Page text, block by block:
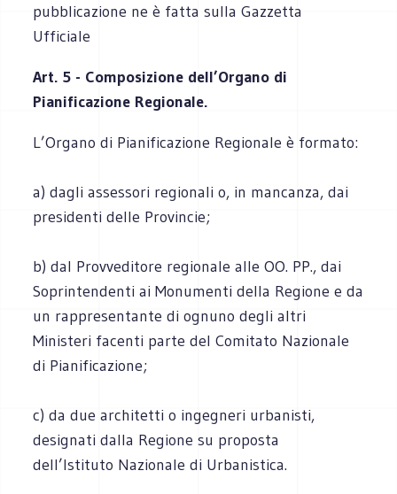
pubblicazione ne è fatta sulla Gazzetta
Ufficiale
Art. 5 - Composizione dell’Organo di
Pianificazione Regionale.
L’Organo di Pianificazione Regionale è formato:
a) dagli assessori regionali o, in mancanza, dai
presidenti delle Provincie;
b) dal Provveditore regionale alle OO. PP., dai
Soprintendenti ai Monumenti della Regione e da
un rappresentante di ognuno degli altri
Ministeri facenti parte del Comitato Nazionale
di Pianificazione;
c) da due architetti o ingegneri urbanisti,
designati dalla Regione su proposta
dell’Istituto Nazionale di Urbanistica.